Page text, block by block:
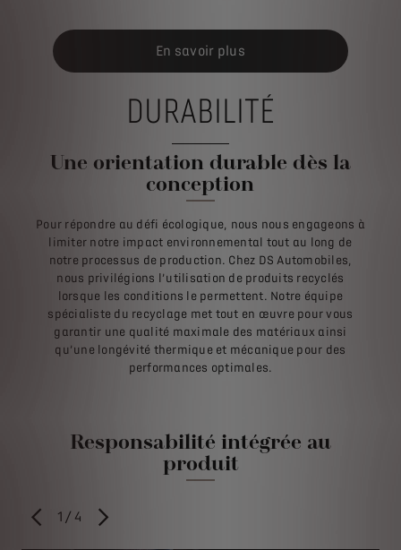
En savoir plus
DURABILITÉ
Une orientation durable dès la
conception
Pour répondre au défi écologique, nous nous engageons à
limiter notre impact environnemental tout au long de
notre processus de production. Chez DS Automobiles,
nous privilégions l’utilisation de produits recyclés
lorsque les conditions le permettent. Notre équipe
spécialiste du recyclage met tout en œuvre pour vous
garantir une qualité maximale des matériaux ainsi
qu’une longévité thermique et mécanique pour des
performances optimales.
Responsabilité intégrée au
produit
PRÉCÉDENT
1 / 4 SUIVANT